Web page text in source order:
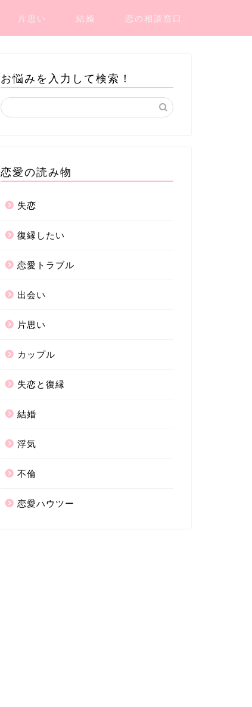
片思い 結婚 恋の相談窓口
お悩みを入力して検索！
恋愛の読み物
失恋
復縁したい
恋愛トラブル
出会い
片思い
カップル
失恋と復縁
結婚
浮気
不倫
恋愛ハウツー